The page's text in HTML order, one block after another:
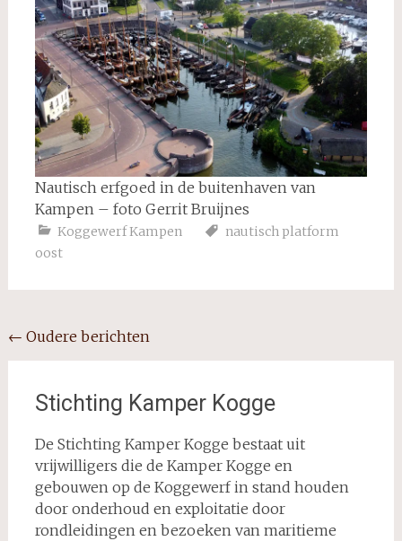
Nautisch erfgoed in de buitenhaven van
Kampen – foto Gerrit Bruijnes
Koggewerf Kampen
nautisch platform
oost
Berichten
navigatie
← Oudere berichten
Stichting Kamper Kogge
De Stichting Kamper Kogge bestaat uit
vrijwilligers die de Kamper Kogge en
gebouwen op de Koggewerf in stand houden
door onderhoud en exploitatie door
rondleidingen en bezoeken van maritieme